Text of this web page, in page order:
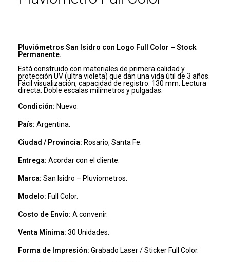
Pluviómetros San Isidro con Logo Full Color – Stock
Permanente.
Está construido con materiales de primera calidad y
protección UV (ultra violeta) que dan una vida útil de 3 años.
Fácil visualización, capacidad de registro: 130 mm. Lectura
directa. Doble escalas milímetros y pulgadas.
Condición: Nuevo.
País: Argentina.
Ciudad / Provincia: Rosario, Santa Fe.
Entrega: Acordar con el cliente.
Marca: San Isidro – Pluviometros.
Modelo: Full Color.
Costo de Envío: A convenir.
Venta Mínima: 30 Unidades.
Forma de Impresión: Grabado Laser / Sticker Full Color.